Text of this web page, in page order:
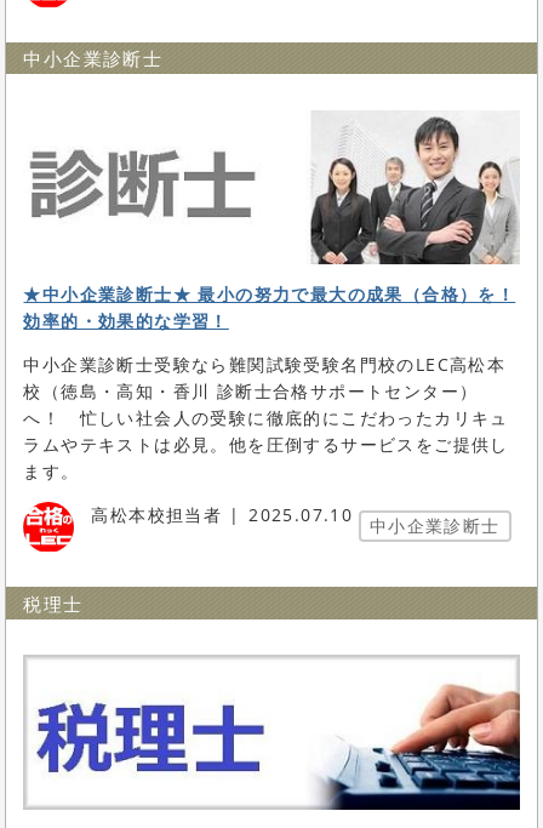
中小企業診断士
★中小企業診断士★ 最小の努力で最大の成果（合格）を！
効率的・効果的な学習！
中小企業診断士受験なら難関試験受験名門校のLEC高松本
校（徳島・高知・香川 診断士合格サポートセンター）
へ！ 忙しい社会人の受験に徹底的にこだわったカリキュ
ラムやテキストは必見。他を圧倒するサービスをご提供し
ます。
高松本校担当者
2025.07.10 中小企業診断士
税理士